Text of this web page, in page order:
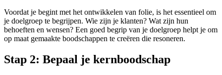
Voordat je begint met het ontwikkelen van folie, is het essentieel om
je doelgroep te begrijpen. Wie zijn je klanten? Wat zijn hun
behoeften en wensen? Een goed begrip van je doelgroep helpt je om
op maat gemaakte boodschappen te creëren die resoneren.
Stap 2: Bepaal je kernboodschap